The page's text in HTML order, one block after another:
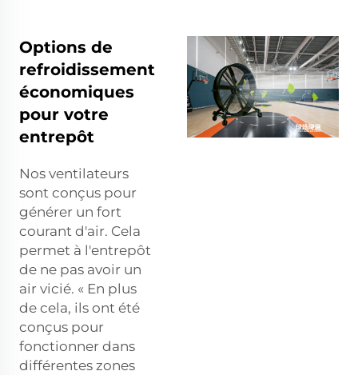
Options de
refroidissement
économiques
pour votre
entrepôt
Nos ventilateurs
sont conçus pour
générer un fort
courant d'air. Cela
permet à l'entrepôt
de ne pas avoir un
air vicié. « En plus
de cela, ils ont été
conçus pour
fonctionner dans
différentes zones